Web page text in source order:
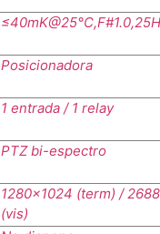
Posicionadora
1 entrada / 1 relay
PTZ bi-espectro
1280×1024 (term) /
(vis)